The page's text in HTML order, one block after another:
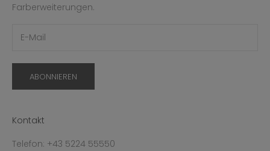
Farberweiterungen.
ABONNIEREN
Kontakt
Telefon: +43 5224 55550